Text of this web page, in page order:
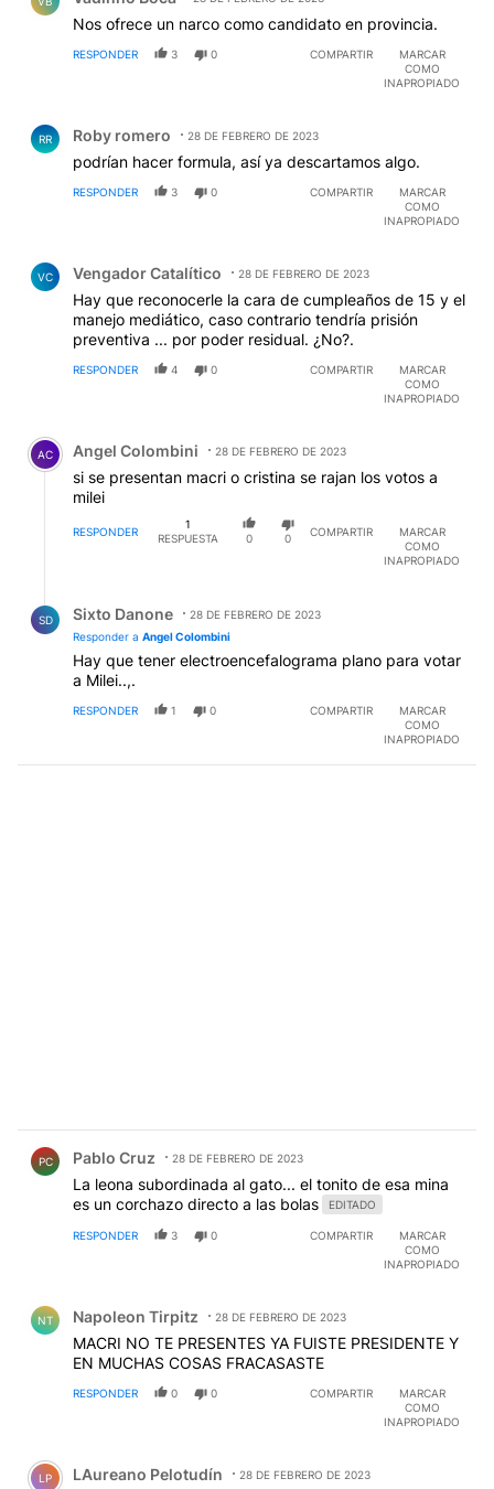
Nos ofrece un narco como candidato en provincia.
RESPONDER 3 0 COMPARTIR
MARCAR
COMO
INAPROPIADO
RR Roby romero 28 DE FEBRERO DE 2023
podrían hacer formula, así ya descartamos algo.
RESPONDER 3 0 COMPARTIR
MARCAR
COMO
INAPROPIADO
VC Vengador Catalítico 28 DE FEBRERO DE 2023
Hay que reconocerle la cara de cumpleaños de 15 y el
manejo mediático, caso contrario tendría prisión
preventiva ... por poder residual. ¿No?.
RESPONDER 4 0 COMPARTIR
MARCAR
COMO
INAPROPIADO
Comentario de Angel Colombini.
AC Angel Colombini 28 DE FEBRERO DE 2023
si se presentan macri o cristina se rajan los votos a
milei
RESPONDER
1
RESPUESTA
0 0
COMPARTIR
MARCAR
COMO
INAPROPIADO
SD Sixto Danone
28 DE FEBRERO DE 2023
Responder a Angel Colombini
Hay que tener electroencefalograma plano para votar
a Milei..,.
RESPONDER 1 0 COMPARTIR
MARCAR
COMO
INAPROPIADO
PC Pablo Cruz 28 DE FEBRERO DE 2023
La leona subordinada al gato... el tonito de esa mina
es un corchazo directo a las bolas
EDITADO
RESPONDER 3 0 COMPARTIR
MARCAR
COMO
INAPROPIADO
NT Napoleon Tirpitz 28 DE FEBRERO DE 2023
MACRI NO TE PRESENTES YA FUISTE PRESIDENTE Y
EN MUCHAS COSAS FRACASASTE
RESPONDER 0 0 COMPARTIR
MARCAR
COMO
INAPROPIADO
Comentario de LAureano Pelotudín.
LP LAureano Pelotudín 28 DE FEBRERO DE 2023